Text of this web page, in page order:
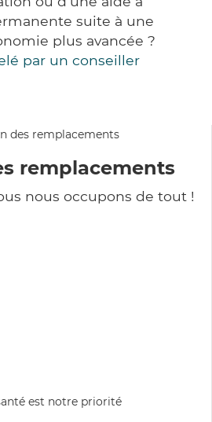
suite à une
plus avancée ?
par un conseiller
remplacements
nous occupons de tout !